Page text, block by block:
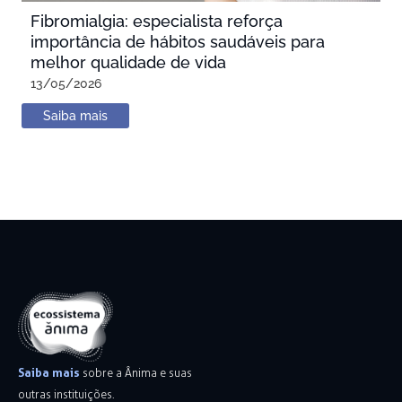
Fibromialgia: especialista reforça
importância de hábitos saudáveis para
melhor qualidade de vida
13/05/2026
Saiba mais
Saiba mais sobre a Ânima e suas
outras instituições.